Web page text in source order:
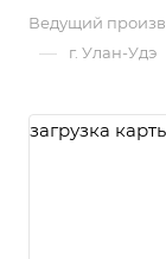
Ведущий
— г. Улан-Удэ
загрузка